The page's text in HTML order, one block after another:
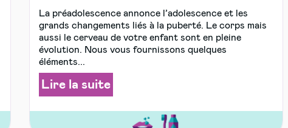
La préadolescence annonce l’adolescence et les
grands changements liés à la puberté. Le corps mais
aussi le cerveau de votre enfant sont en pleine
évolution. Nous vous fournissons quelques
éléments...
Lire la suite